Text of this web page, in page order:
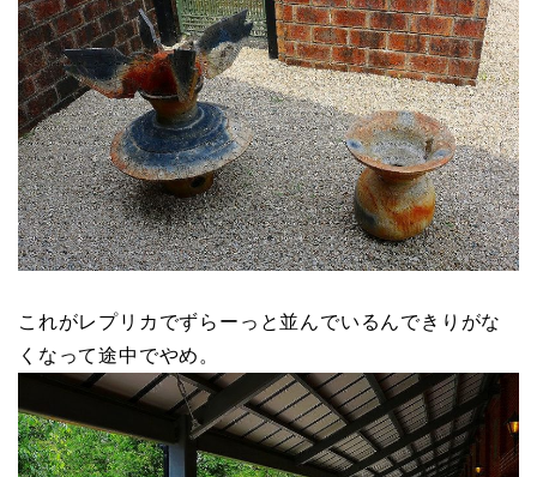
これがレプリカでずらーっと並んでいるんできりがな
くなって途中でやめ。